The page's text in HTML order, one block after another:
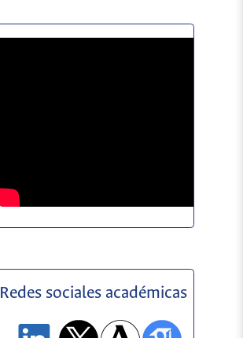
Redes sociales académicas